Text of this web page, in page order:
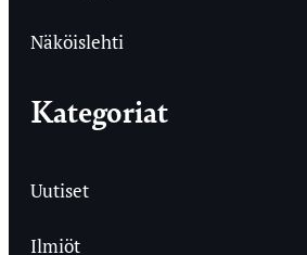
Näköislehti
Kategoriat
Uutiset
Ilmiöt